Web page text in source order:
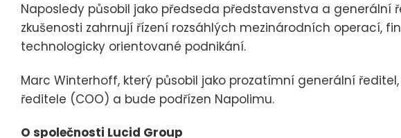
Naposledy působil jako předseda představenstva a generální
zkušenosti zahrnují řízení rozsáhlých mezinárodních operací,
technologicky orientované podnikání.
Marc Winterhoff, který působil jako prozatímní generální
ředitele (COO) a bude podřízen Napolimu.
O společnosti Lucid Group